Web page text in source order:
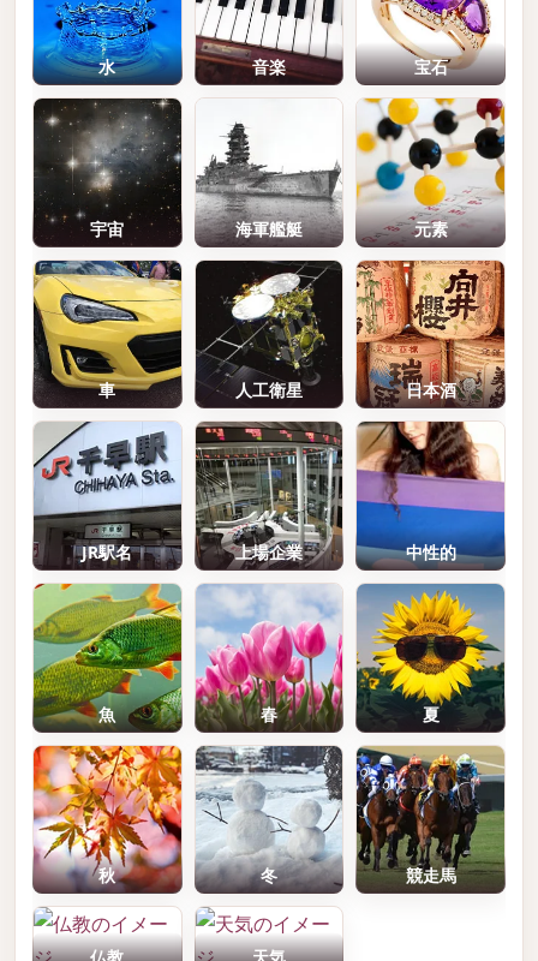
水 音楽 宝石
宇宙 海軍艦艇 元素
車 人工衛星 日本酒
JR駅名 上場企業 中性的
魚 春 夏
秋 冬 競走馬